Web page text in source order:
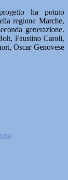
ha potuto
regione Marche,
generazione.
Faustino Caroli,
Oscar Genovese